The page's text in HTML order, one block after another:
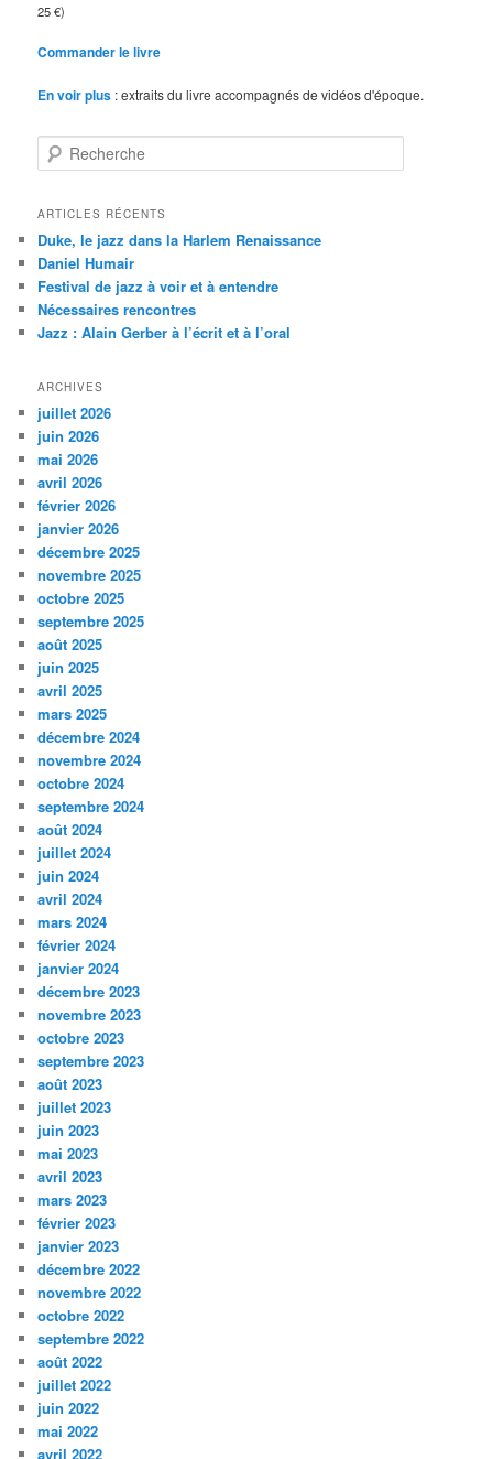
25 €)
Commander le livre
En voir plus : extraits du livre accompagnés de vidéos d'époque.
e
h
r
c
h
e
ARTICLES RÉCENTS
Duke, le jazz dans la Harlem Renaissance
Daniel Humair
Festival de jazz à voir et à entendre
Nécessaires rencontres
Jazz : Alain Gerber à l’écrit et à l’oral
ARCHIVES
juillet 2026
juin 2026
mai 2026
avril 2026
février 2026
janvier 2026
décembre 2025
novembre 2025
octobre 2025
septembre 2025
août 2025
juin 2025
avril 2025
mars 2025
décembre 2024
novembre 2024
octobre 2024
septembre 2024
août 2024
juillet 2024
juin 2024
avril 2024
mars 2024
février 2024
janvier 2024
décembre 2023
novembre 2023
octobre 2023
septembre 2023
août 2023
juillet 2023
juin 2023
mai 2023
avril 2023
mars 2023
février 2023
janvier 2023
décembre 2022
novembre 2022
octobre 2022
septembre 2022
août 2022
juillet 2022
juin 2022
mai 2022
avril 2022